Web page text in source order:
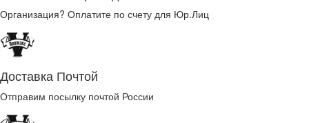
Организация? Оплатите по счету для Юр.Лиц
Доставка Почтой
Отправим посылку почтой России